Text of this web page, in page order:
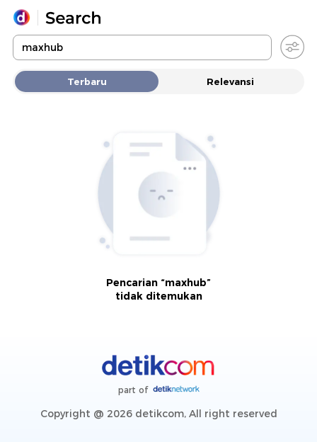
Yang sedang ramai dicari
Loading...
Terakhir yang dicari
Terbaru Relevansi
Pencarian “maxhub”
tidak ditemukan
part of
Copyright @ 2026 detikcom, All right reserved